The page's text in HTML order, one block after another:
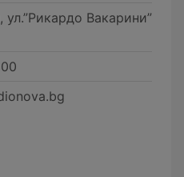
ул.”Рикардо Вакарини”